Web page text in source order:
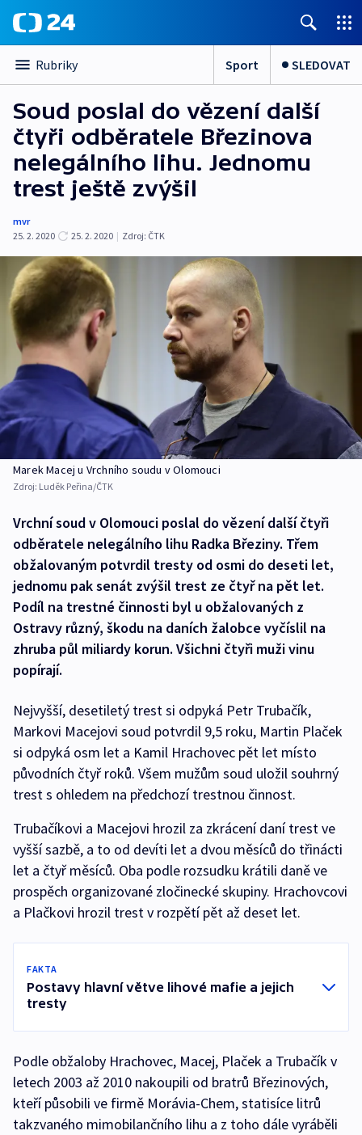
Rubriky Sport SLEDOVAT
Soud poslal do vězení další
čtyři odběratele Březinova
nelegálního lihu. Jednomu
trest ještě zvýšil
mvr
25. 2. 2020
25. 2. 2020 | Zdroj: ČTK
Marek Macej u Vrchního soudu v Olomouci
Zdroj: Luděk Peřina/ČTK
Vrchní soud v Olomouci poslal do vězení další čtyři
odběratele nelegálního lihu Radka Březiny. Třem
obžalovaným potvrdil tresty od osmi do deseti let,
jednomu pak senát zvýšil trest ze čtyř na pět let.
Podíl na trestné činnosti byl u obžalovaných z
Ostravy různý, škodu na daních žalobce vyčíslil na
zhruba půl miliardy korun. Všichni čtyři muži vinu
popírají.
Nejvyšší, desetiletý trest si odpyká Petr Trubačík,
Markovi Macejovi soud potvrdil 9,5 roku, Martin Plaček
si odpyká osm let a Kamil Hrachovec pět let místo
původních čtyř roků. Všem mužům soud uložil souhrný
trest s ohledem na předchozí trestnou činnost.
Trubačíkovi a Macejovi hrozil za zkrácení daní trest ve
vyšší sazbě, a to od devíti let a dvou měsíců do třinácti
let a čtyř měsíců. Oba podle rozsudku krátili daně ve
prospěch organizované zločinecké skupiny. Hrachovcovi
a Plačkovi hrozil trest v rozpětí pět až deset let.
FAKTA
Postavy hlavní větve lihové mafie a jejich
tresty
Podle obžaloby Hrachovec, Macej, Plaček a Trubačík v
letech 2003 až 2010 nakoupili od bratrů Březinových,
kteří působili ve firmě Morávia-Chem, statisíce litrů
takzvaného mimobilančního lihu a z toho dále vyráběli